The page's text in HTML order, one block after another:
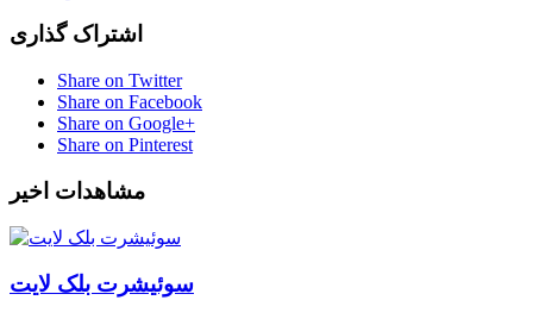
اشتراک گذاری
Share on Twitter
Share on Facebook
Share on Google+
Share on Pinterest
مشاهدات اخیر
سوئیشرت بلک لایت